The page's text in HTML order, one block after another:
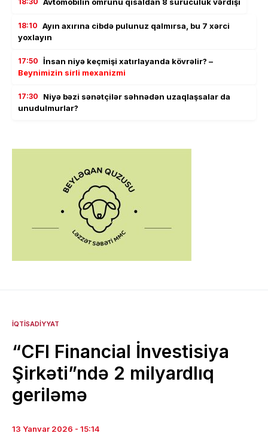
Avtomobilin ömrünü qısaldan 8 sürücülük vərdişi
18:10 Ayın axırına cibdə pulunuz qalmırsa, bu 7 xərci
yoxlayın
17:50 İnsan niyə keçmişi xatırlayanda kövrəlir? –
Beynimizin sirli mexanizmi
17:30
Niyə bəzi sənətçilər səhnədən uzaqlaşsalar da
unudulmurlar?
İQTISADIYYAT
“CFI Financial İnvestisiya
Şirkəti”ndə 2 milyardlıq
geriləmə
13 Yanvar 2026 - 15:14